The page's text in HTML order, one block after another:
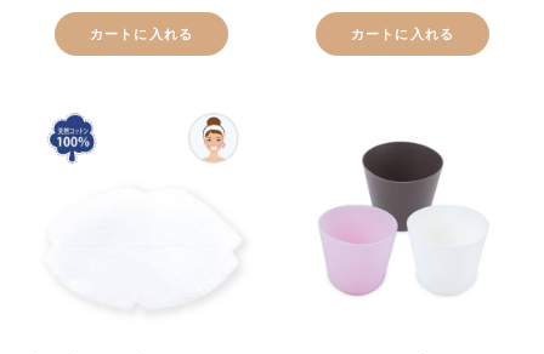
カートに入れる カートに入れる